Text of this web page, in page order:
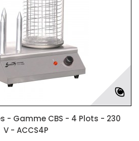
- Gamme CBS - 4 Plots - 230
V - ACCS4P